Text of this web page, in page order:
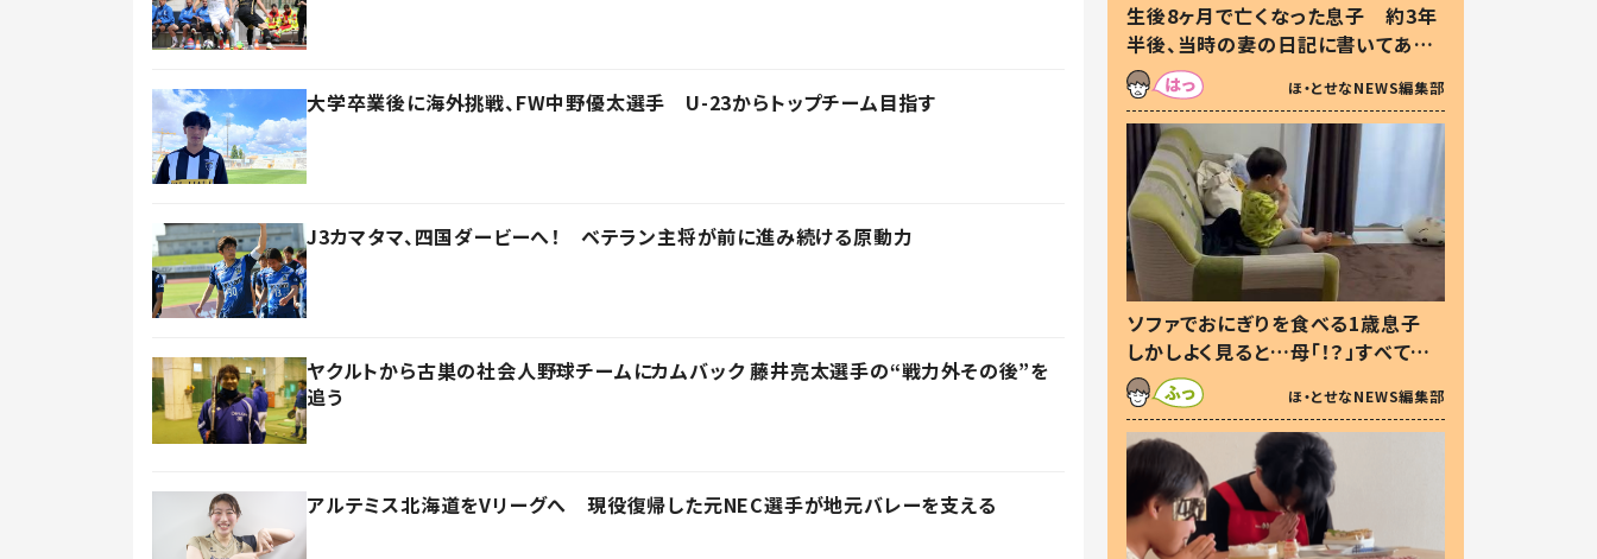
大学卒業後に海外挑戦、FW中野優太選手 U-23からトップチーム目指す
J3カマタマ、四国ダービーへ！ ベテラン主将が前に進み続ける原動力
ヤクルトから古巣の社会人野球チームにカムバック 藤井亮太選手の“戦力外その後”を
追う
アルテミス北海道をVリーグへ 現役復帰した元NEC選手が地元バレーを支える
生後8ヶ月で亡くなった息子 約3年
半後、当時の妻の日記に書いてあっ
た本音とは
ほ・とせなNEWS編集部
ソファでおにぎりを食べる1歳息子
しかしよく見ると…母「！？」すべてを
察した母の投稿に「可愛いから許
す！」「現行犯〜」
ほ・とせなNEWS編集部